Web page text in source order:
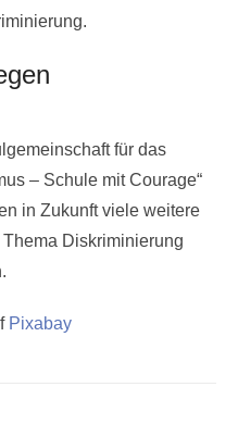
für das
– Schule mit Courage“
in Zukunft viele weitere
Diskriminierung
Pixabay